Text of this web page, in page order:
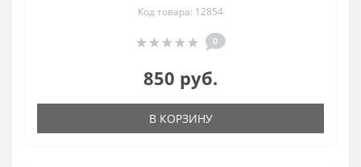
Код товара: 12854
0
850 руб.
В КОРЗИНУ